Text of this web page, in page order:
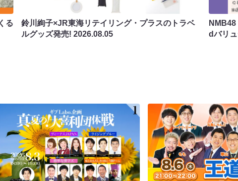
る
鈴川絢子×JR東海リテイリング・プラスのトラベ
ルグッズ発売!2026.08.05
dバリ